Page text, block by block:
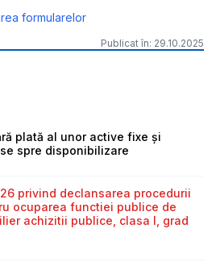
formularelor
Publicat în: 29.10.2025
plată al unor active fixe și
spre disponibilizare
privind declansarea procedurii
ocuparea functiei publice de
achizitii publice, clasa I, grad